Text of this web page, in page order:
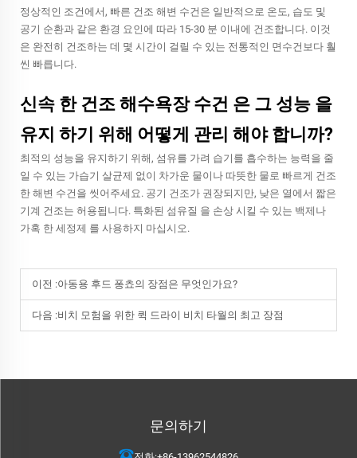
정상적인 조건에서, 빠른 건조 해변 수건은 일반적으로 온도, 습도 및
공기 순환과 같은 환경 요인에 따라 15-30 분 이내에 건조합니다. 이것
은 완전히 건조하는 데 몇 시간이 걸릴 수 있는 전통적인 면수건보다 훨
씬 빠릅니다.
신속 한 건조 해수욕장 수건 은 그 성능 을
유지 하기 위해 어떻게 관리 해야 합니까?
최적의 성능을 유지하기 위해, 섬유를 가려 습기를 흡수하는 능력을 줄
일 수 있는 가습기 살균제 없이 차가운 물이나 따뜻한 물로 빠르게 건조
한 해변 수건을 씻어주세요. 공기 건조가 권장되지만, 낮은 열에서 짧은
기계 건조는 허용됩니다. 특화된 섬유질 을 손상 시킬 수 있는 백제나
가혹 한 세정제 를 사용하지 마십시오.
이전 :아동용 후드 퐁쵸의 장점은 무엇인가요?
다음 :비치 모험을 위한 퀵 드라이 비치 타월의 최고 장점
문의하기